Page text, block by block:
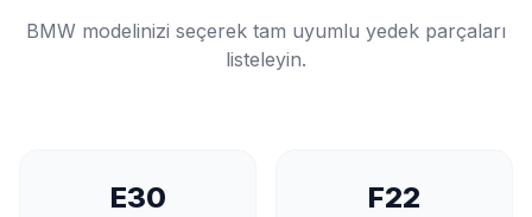
BMW modelinizi seçerek tam uyumlu yedek parçaları
listeleyin.
E30 F22